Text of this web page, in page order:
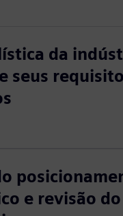
da
seus
e revisão